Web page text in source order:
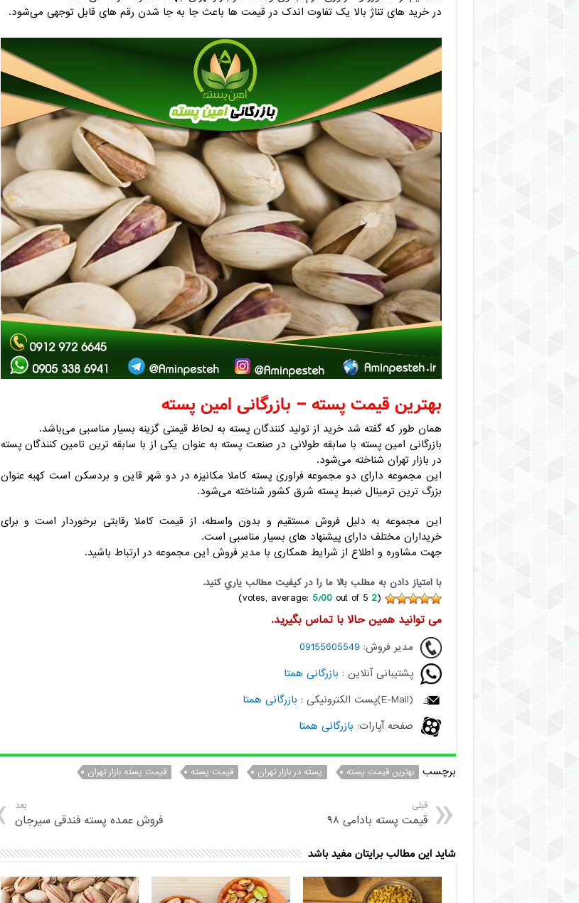
در خرید های تناژ بالا یک تفاوت اندک در قیمت ها باعث جا به جا شدن رقم های قابل توجهی می‌شود.
بهترین قیمت پسته – بازرگانی امین پسته
همان طور که گفته شد خرید از تولید کنندگان پسته به لحاظ قیمتی گزینه بسیار مناسبی می‌باشد.
بازرگانی امین پسته با سابقه طولانی در صنعت پسته به عنوان یکی از با سابقه ترین تامین کنندگان پسته
در بازار تهران شناخته می‌شود.
این مجموعه دارای دو مجموعه فراوری پسته کاملا مکانیزه در دو شهر قاین و بردسکن است کهبه عنوان
بزرگ ترین ترمینال ضبط پسته شرق کشور شناخته می‌شود.
این مجموعه به دلیل فروش مستقیم و بدون واسطه، از قیمت کاملا رقابتی برخوردار است و برای
خریداران مختلف دارای پیشنهاد های بسیار مناسبی است.
جهت مشاوره و اطلاع از شرایط همکاری با مدیر فروش این مجموعه در ارتباط باشید.
با امتياز دادن به مطلب بالا ما را در کيفيت مطالب ياري کنيد.
(
2 5٫00out of 5)
می توانید همین حالا با تماس بگیرید.
مدیر فروش: 09155605549
پشتیبانی آنلاین : بازرگانی همتا
(E-Mail)پست الکترونیکی :
بازرگانی همتا
صفحه آپارات: بازرگانی همتا
برچسب بهترین قیمت پسته پسته در بازار تهران قیمت پسته قیمت پسته بازار تهران
قبلی
قیمت پسته بادامی ۹۸
بعد
فروش عمده پسته فندقی سیرجان
شاید این مطالب برایتان مفید باشد